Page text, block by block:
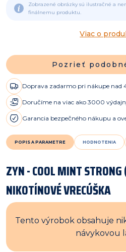
Zobrazené obrázky sú ilustračné a
finálnemu produktu.
Viac o
Pozrieť
Doprava zadarmo pri nákupe nad
Doručíme na viac ako 3000
Garancia bezpečného nákupu a
POPIS A PARAMETRE HODNOTENIA
ZYN - COOL MINT
NIKOTÍNOVÉ VRECÚŠKA
Tento výrobok obsahuje
návykovou